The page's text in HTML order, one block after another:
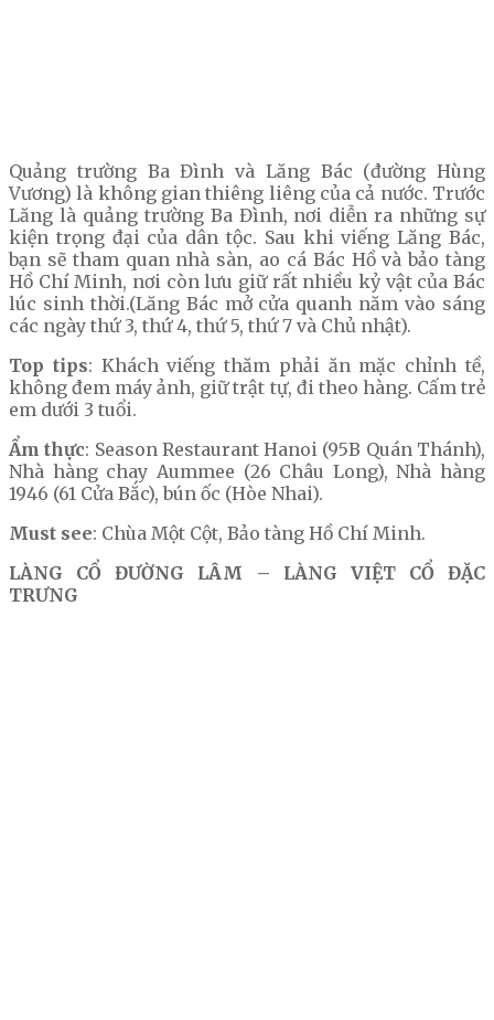
Quảng trường Ba Đình và Lăng Bác (đường Hùng
Vương) là không gian thiêng liêng của cả nước. Trước
Lăng là quảng trường Ba Đình, nơi diễn ra những sự
kiện trọng đại của dân tộc. Sau khi viếng Lăng Bác,
bạn sẽ tham quan nhà sàn, ao cá Bác Hồ và bảo tàng
Hồ Chí Minh, nơi còn lưu giữ rất nhiều kỷ vật của Bác
lúc sinh thời.(Lăng Bác mở cửa quanh năm vào sáng
các ngày thứ 3, thứ 4, thứ 5, thứ 7 và Chủ nhật).
Top tips: Khách viếng thăm phải ăn mặc chỉnh tề,
không đem máy ảnh, giữ trật tự, đi theo hàng. Cấm trẻ
em dưới 3 tuổi.
Ẩm thực: Season Restaurant Hanoi (95B Quán Thánh),
Nhà hàng chay Aummee (26 Châu Long), Nhà hàng
1946 (61 Cửa Bắc), bún ốc (Hòe Nhai).
Must see: Chùa Một Cột, Bảo tàng Hồ Chí Minh.
LÀNG CỔ ĐƯỜNG LÂM – LÀNG VIỆT CỔ ĐẶC
TRƯNG